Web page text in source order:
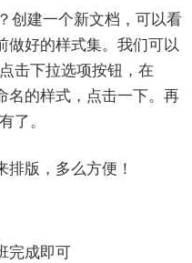
创建一个新文档，可以看
做好的样式集。我们可以
击下拉选项按钮，在
名的样式，点击一下。再
了。
版，多么方便！
完成即可